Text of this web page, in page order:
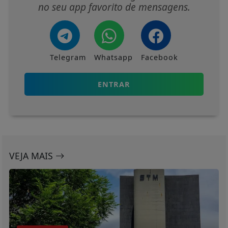
no seu app favorito de mensagens.
Telegram Whatsapp Facebook
ENTRAR
VEJA MAIS